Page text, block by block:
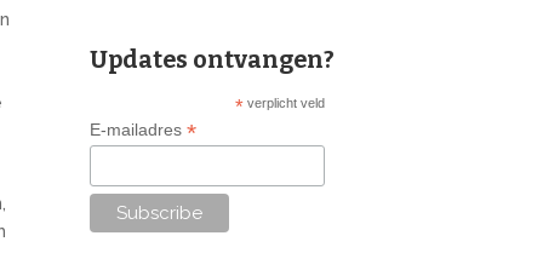
Updates ontvangen?
*verplicht veld
E-mailadres *